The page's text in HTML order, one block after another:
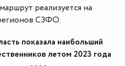
реализуется на
СЗФО.
показала наибольший
летом 2023 года